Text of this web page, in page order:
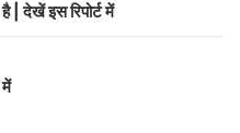
| देखें इस रिपोर्ट में
में